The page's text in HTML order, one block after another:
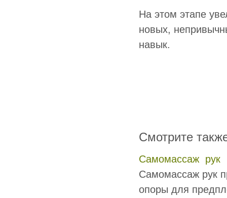
На этом этапе
новых,
навык.
Смотрите
Самомассаж рук
Самомассаж рук
опоры для